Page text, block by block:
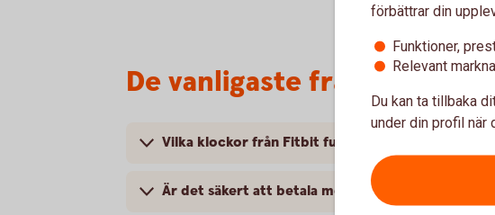
De vanligaste frågorna om
Vilka klockor från Fitbit fungerar att betala med?
Är det säkert att betala med Fitbit Pay?
förbättrar din
Funktioner,
Relevant
Du kan ta tillbaka
under din profil när